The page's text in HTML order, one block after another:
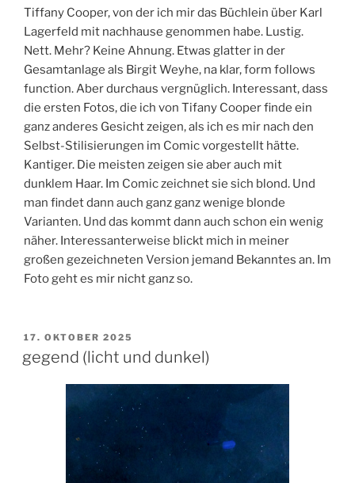
Tiffany Cooper, von der ich mir das Büchlein über Karl
Lagerfeld mit nachhause genommen habe. Lustig.
Nett. Mehr? Keine Ahnung. Etwas glatter in der
Gesamtanlage als Birgit Weyhe, na klar, form follows
function. Aber durchaus vergnüglich. Interessant, dass
die ersten Fotos, die ich von Tifany Cooper finde ein
ganz anderes Gesicht zeigen, als ich es mir nach den
Selbst-Stilisierungen im Comic vorgestellt hätte.
Kantiger. Die meisten zeigen sie aber auch mit
dunklem Haar. Im Comic zeichnet sie sich blond. Und
man findet dann auch ganz ganz wenige blonde
Varianten. Und das kommt dann auch schon ein wenig
näher. Interessanterweise blickt mich in meiner
großen gezeichneten Version jemand Bekanntes an. Im
Foto geht es mir nicht ganz so.
VERÖFFENTLICHT
17. OKTOBER 2025
gegend (licht und dunkel)